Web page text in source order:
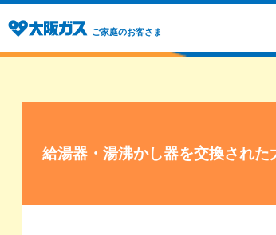
ご家庭のお客さま
給湯器・湯沸かし器を交換された